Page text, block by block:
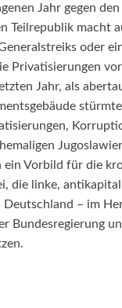
Jahr gegen
Teilrepublik macht
oder
Privatisierungen
Jahr, als
Vorbild für die
die linke,
– im
Bundesregierung